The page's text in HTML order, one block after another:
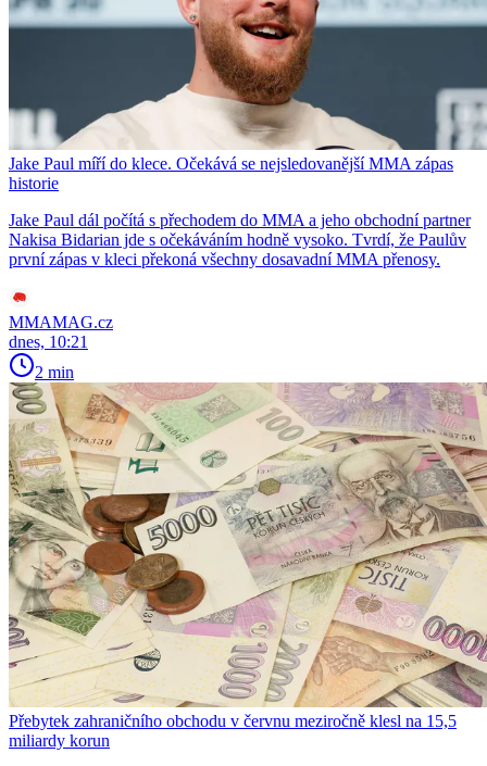
Jake Paul míří do klece. Očekává se nejsledovanější MMA zápas
historie
Jake Paul dál počítá s přechodem do MMA a jeho obchodní partner
Nakisa Bidarian jde s očekáváním hodně vysoko. Tvrdí, že Paulův
první zápas v kleci překoná všechny dosavadní MMA přenosy.
MMAMAG.cz
dnes, 10:21
2 min
Přebytek zahraničního obchodu v červnu meziročně klesl na 15,5
miliardy korun